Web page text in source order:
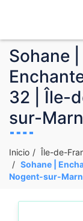
Sohane |
32 | Île-
sur-
Inicio Île-de-
Sohane |
Nogent-sur-